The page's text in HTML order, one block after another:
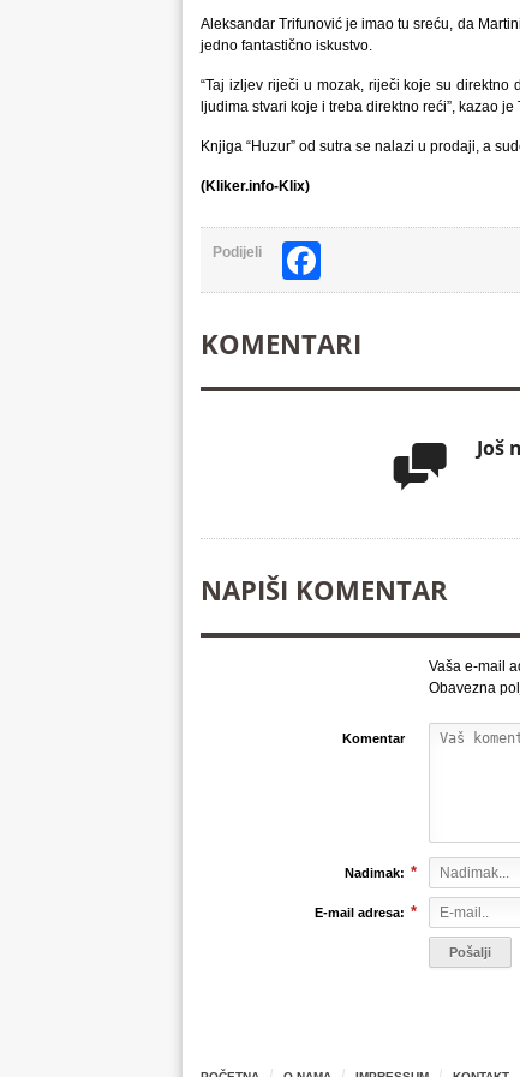
Aleksandar Trifunović je imao tu sreću, da
jedno fantastično iskustvo.
“Taj izljev riječi u mozak, riječi koje su
ljudima stvari koje i treba direktno reći”, kazao je
Knjiga “Huzur” od sutra se nalazi u prodaji, a
(Kliker.info-Klix)
Podijeli
KOMENTARI
 Još
NAPIŠI KOMENTAR
Vaša e-mail
Obavezna
Komentar
Nadimak: *
E-mail adresa: *